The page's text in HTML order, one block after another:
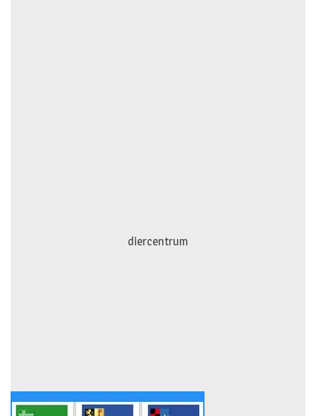
diercentrum